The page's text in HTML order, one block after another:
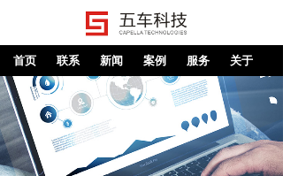
首页 联系 新闻 案例 服务 关于